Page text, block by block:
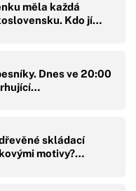
měla každá
Kdo jí…
Dnes ve 20:00
skládací
motivy?…